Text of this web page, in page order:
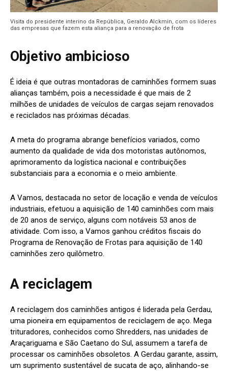
Visita do presidente interino da República, Geraldo Alckmin, com os líderes
das empresas que fazem esta aliança para a renovação de frota
Objetivo ambicioso
É ideia é que outras montadoras de caminhões formem suas
alianças também, pois a necessidade é que mais de 2
milhões de unidades de veículos de cargas sejam renovados
e reciclados nas próximas décadas.
A meta do programa abrange benefícios variados, como
aumento da qualidade de vida dos motoristas autônomos,
aprimoramento da logística nacional e contribuições
substanciais para a economia e o meio ambiente.
A Vamos, destacada no setor de locação e venda de veículos
industriais, efetuou a aquisição de 140 caminhões com mais
de 20 anos de serviço, alguns com notáveis 53 anos de
atividade. Com isso, a Vamos ganhou créditos fiscais do
Programa de Renovação de Frotas para aquisição de 140
caminhões zero quilômetro.
A reciclagem
A reciclagem dos caminhões antigos é liderada pela Gerdau,
uma pioneira em equipamentos de reciclagem de aço. Mega
trituradores, conhecidos como Shredders, nas unidades de
Araçariguama e São Caetano do Sul, assumem a tarefa de
processar os caminhões obsoletos. A Gerdau garante, assim,
um suprimento sustentável de sucata de aço, alinhando-se